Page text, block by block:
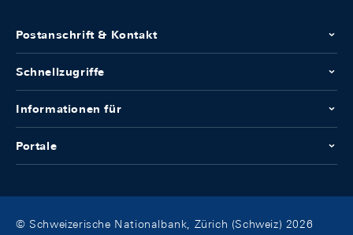
Postanschrift & Kontakt
Schnellzugriffe
Informationen für
Portale
© Schweizerische Nationalbank, Zürich (Schweiz) 2026